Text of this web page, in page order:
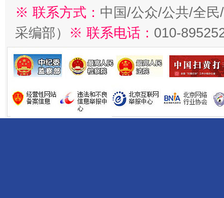
※ 联系方式： 中国/公众/公共/全
采编部） ※ 联系电话： 010-